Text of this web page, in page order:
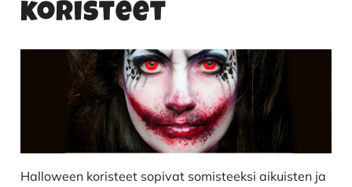
koristeet
Halloween koristeet sopivat somisteeksi aikuisten ja